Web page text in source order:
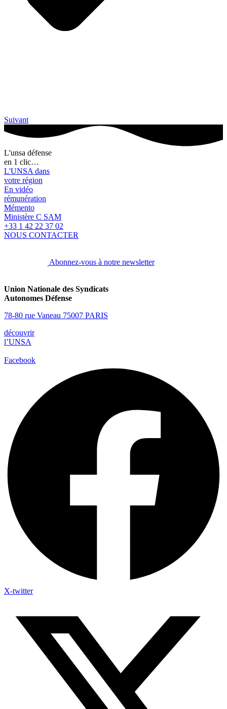
Suivant
L'unsa défense
en 1 clic…
L'UNSA dans
votre région
En vidéo
rémunération
Mémento
Ministère C SAM
+33 1 42 22 37 02
NOUS CONTACTER
Abonnez-vous à notre newsletter
Union Nationale des Syndicats
Autonomes Défense
78-80 rue Vaneau 75007 PARIS
découvrir
l’UNSA
Facebook
X-twitter